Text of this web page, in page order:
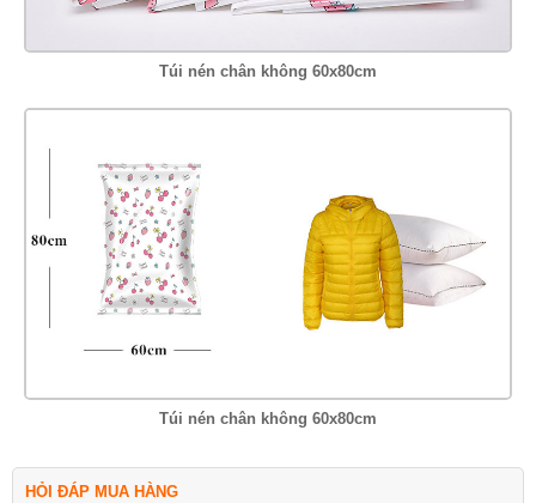
Túi nén chân không 60x80cm
Túi nén chân không 60x80cm
HỎI ĐÁP MUA HÀNG